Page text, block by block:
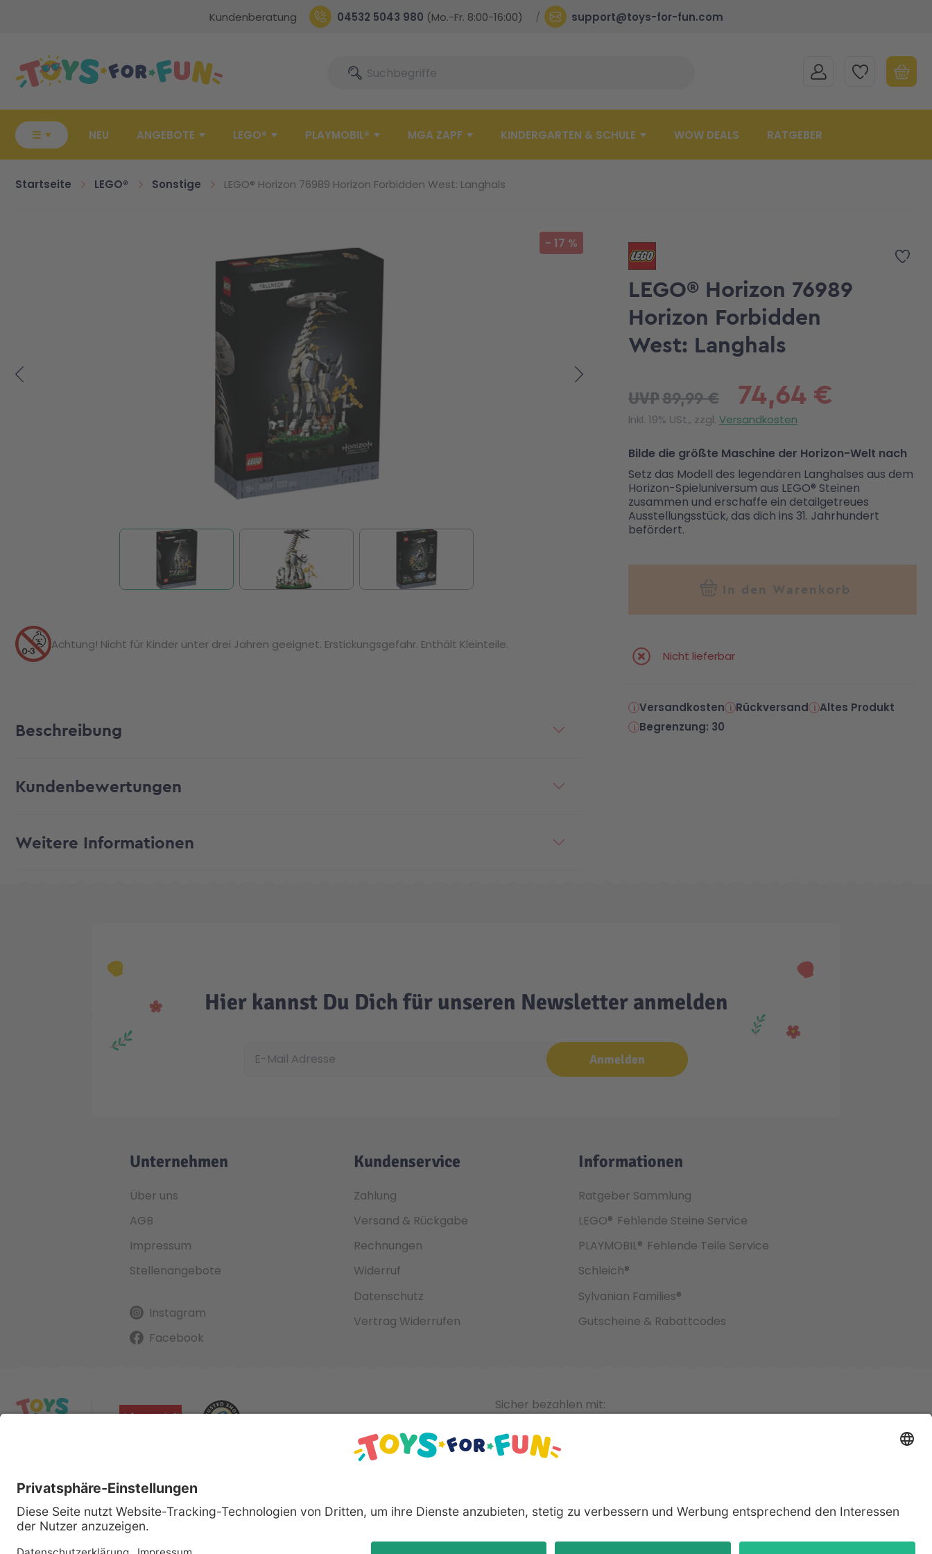
Kundenberatung 04532 5043 980 (Mo.-Fr. 8:00-16:00) support@toys-for-fun.com
SucheSuche MEIN KONTOMEINE WUNSCHLISTE
☰ NEU ANGEBOTE LEGO® PLAYMOBIL® MGA ZAPF KINDERGARTEN & SCHULE WOW DEALS RATGEBER
Startseite LEGO® Sonstige LEGO® Horizon 76989 Horizon Forbidden West: Langhals
- 17 %
Zur
LEGO® Horizon 76989
Horizon Forbidden
West: Langhals
74,64 €
UVP89,99 €
Inkl. 19% USt., zzgl. Versandkosten
Bilde die größte Maschine der Horizon-Welt nach
Setz das Modell des legendären Langhalses aus dem
Horizon-Spieluniversum aus LEGO® Steinen
zusammen und erschaffe ein detailgetreues
Ausstellungsstück, das dich ins 31. Jahrhundert
befördert.
In den Warenkorb
Nicht lieferbar
Versandkosten Rückversand
Altes Produkt
Begrenzung: 30
Achtung! Nicht für Kinder unter drei Jahren geeignet. Erstickungsgefahr. Enthält Kleinteile.
Beschreibung
Kundenbewertungen
Weitere Informationen
Hier kannst Du Dich für unseren Newsletter anmelden
Anmelden
Unternehmen
Über uns
AGB
Impressum
Stellenangebote
Instagram
Facebook
Kundenservice
Zahlung
Versand & Rückgabe
Rechnungen
Widerruf
Datenschutz
Vertrag Widerrufen
Informationen
Ratgeber Sammlung
LEGO® Fehlende Steine Service
PLAYMOBIL® Fehlende Teile Service
Schleich®
Sylvanian Families®
Gutscheine & Rabattcodes
Sicher bezahlen mit:
Alle genannten Produkte und Logos sind eingetragene Warenzeichen der jeweiligen